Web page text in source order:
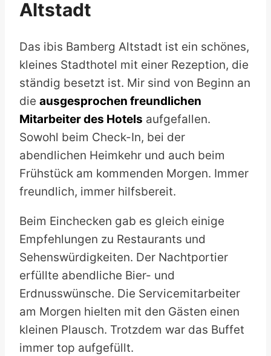
Altstadt
Das ibis Bamberg Altstadt ist ein schönes,
kleines Stadthotel mit einer Rezeption, die
ständig besetzt ist. Mir sind von Beginn an
die ausgesprochen freundlichen
Mitarbeiter des Hotels aufgefallen.
Sowohl beim Check-In, bei der
abendlichen Heimkehr und auch beim
Frühstück am kommenden Morgen. Immer
freundlich, immer hilfsbereit.
Beim Einchecken gab es gleich einige
Empfehlungen zu Restaurants und
Sehenswürdigkeiten. Der Nachtportier
erfüllte abendliche Bier- und
Erdnusswünsche. Die Servicemitarbeiter
am Morgen hielten mit den Gästen einen
kleinen Plausch. Trotzdem war das Buffet
immer top aufgefüllt.